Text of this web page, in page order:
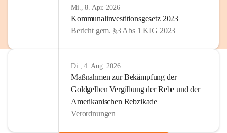
Mi., 8. Apr. 2026
Kommunalinvestitionsgesetz 2023
Bericht gem. §3 Abs 1 KIG 2023
Di., 4. Aug. 2026
Maßnahmen zur Bekämpfung der
Goldgelben Vergilbung der Rebe und der
Amerikanischen Rebzikade
Verordnungen